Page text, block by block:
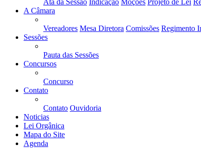
Ata da Sessão Indicação Moções Projeto de Lei
A Câmara
Vereadores Mesa Diretora Comissões Regimento
Sessões
Pauta das Sessões
Concursos
Concurso
Contato
Contato Ouvidoria
Noticias
Lei Orgânica
Mapa do Site
Agenda